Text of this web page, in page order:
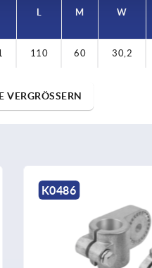
L M W
110 60 30,2
VERGRÖSSERN
K0489